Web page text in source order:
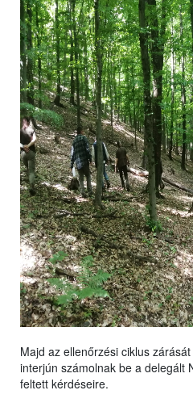
Majd az ellenőrzési ciklus
interjún számolnak be a delegált
feltett kérdéseire.